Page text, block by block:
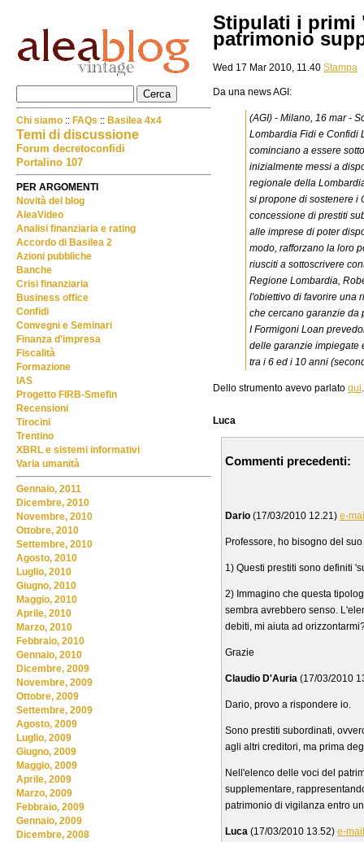
Stipulati i primi
patrimonio
Wed 17 Mar 2010, 11.40 Stampa
Da una news AGI:
(AGI) - Milano, 16 mar -
Lombardia Fidi e Confidi
cominciano a essere
inizialmente messi a
regionale della
si propone di sostenere i
concessione di prestiti
alle imprese di poter
modo, rafforzano la loro
riusciti a sottoscrivere
Regione Lombardia,
l'obiettivo di favorire una
che cercano garanzie da
I Formigoni Loan
delle garanzie impiegate
tra i 6 ed i 10 anni
Dello strumento avevo parlato qui.
Luca
Commenti precedenti:
Dario (17/03/2010 12.21) e-
Professore, ho bisogno del
1) Questi prestiti sono definiti
2) Immagino che questa
sembra avrebbero senso.
debiti, mi aiuta ad
Grazie
Claudio D'Auria (17/03/2010
Dario, provo a rispondere io.
Sono prestiti subordinati,
agli altri creditori, ma prima
Nell'elenco delle voci del
supplementare,
patrimonio di vigilanza entro
Luca (17/03/2010 13.52) e-mail
Chi siamo :: FAQs :: Basilea 4x4
Temi di discussione
Forum decretoconfidi
Portalino 107
PER ARGOMENTI
Novità del blog
AleaVideo
Analisi finanziaria e rating
Accordo di Basilea 2
Azioni pubbliche
Banche
Crisi finanziaria
Business office
Confidi
Convegni e Seminari
Finanza d'impresa
Fiscalità
Formazione
IAS
Progetto FIRB-Smefin
Recensioni
Tirocini
Trentino
XBRL e sistemi informativi
Varia umanità
Gennaio, 2011
Dicembre, 2010
Novembre, 2010
Ottobre, 2010
Settembre, 2010
Agosto, 2010
Luglio, 2010
Giugno, 2010
Maggio, 2010
Aprile, 2010
Marzo, 2010
Febbraio, 2010
Gennaio, 2010
Dicembre, 2009
Novembre, 2009
Ottobre, 2009
Settembre, 2009
Agosto, 2009
Luglio, 2009
Giugno, 2009
Maggio, 2009
Aprile, 2009
Marzo, 2009
Febbraio, 2009
Gennaio, 2009
Dicembre, 2008